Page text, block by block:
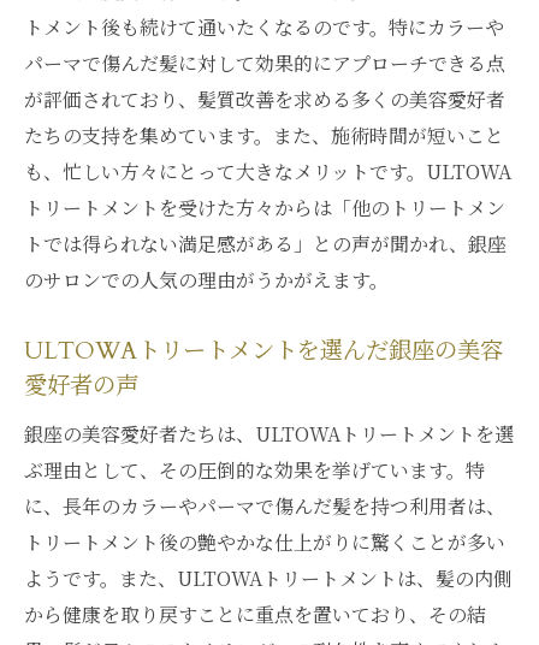
トメント後も続けて通いたくなるのです。特にカラーや
パーマで傷んだ髪に対して効果的にアプローチできる点
が評価されており、髪質改善を求める多くの美容愛好者
たちの支持を集めています。また、施術時間が短いこと
も、忙しい方々にとって大きなメリットです。ULTOWA
トリートメントを受けた方々からは「他のトリートメン
トでは得られない満足感がある」との声が聞かれ、銀座
のサロンでの人気の理由がうかがえます。
ULTOWAトリートメントを選んだ銀座の美容
愛好者の声
銀座の美容愛好者たちは、ULTOWAトリートメントを選
ぶ理由として、その圧倒的な効果を挙げています。特
に、長年のカラーやパーマで傷んだ髪を持つ利用者は、
トリートメント後の艶やかな仕上がりに驚くことが多い
ようです。また、ULTOWAトリートメントは、髪の内側
から健康を取り戻すことに重点を置いており、その結